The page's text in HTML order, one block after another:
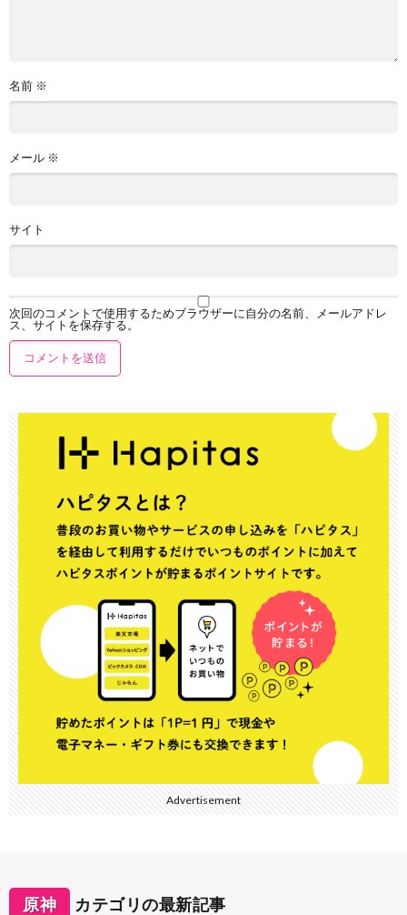
名前 ※
メール ※
サイト
次回のコメントで使用するためブラウザーに自分の名前、メールアドレ
ス、サイトを保存する。
Advertisement
原神 カテゴリの最新記事